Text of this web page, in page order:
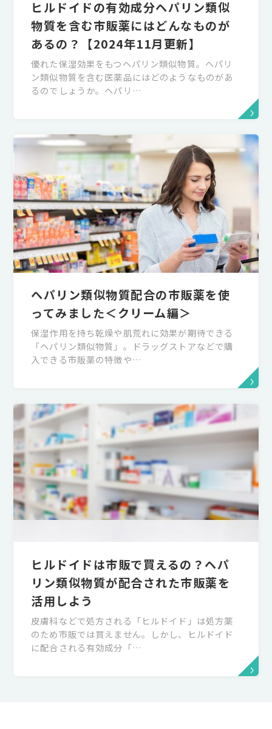
ヒルドイドの有効成分ヘパリン類似
物質を含む市販薬にはどんなものが
あるの？【2024年11月更新】
優れた保湿効果をもつヘパリン類似物質。ヘパリ
ン類似物質を含む医薬品にはどのようなものがあ
るのでしょうか。ヘパリ…
ヘパリン類似物質配合の市販薬を使
ってみました＜クリーム編＞
保湿作用を持ち乾燥や肌荒れに効果が期待できる
「ヘパリン類似物質」。ドラッグストアなどで購
入できる市販薬の特徴や…
ヒルドイドは市販で買えるの？ヘパ
リン類似物質が配合された市販薬を
活用しよう
皮膚科などで処方される「ヒルドイド」は処方薬
のため市販では買えません。しかし、ヒルドイド
に配合される有効成分「…